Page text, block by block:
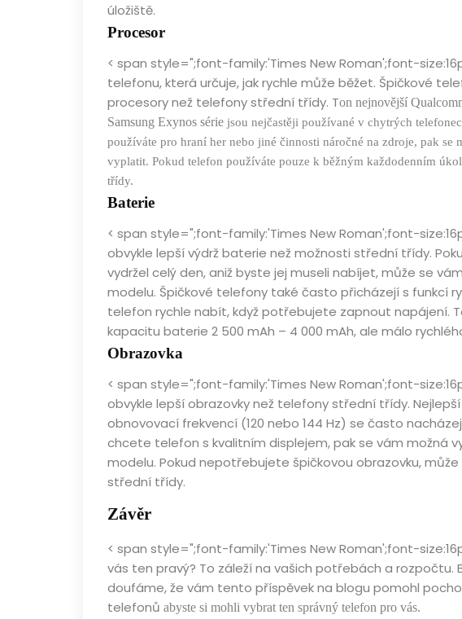
úložiště.
Procesor
< span style=";font-family:'Times New Roman';font-
telefonu, která určuje, jak rychle může běžet. Špičkové
procesory než telefony střední třídy. Ton nejnovější
Samsung Exynos série jsou nejčastěji používané v chytrých
používáte pro hraní her nebo jiné činnosti náročné na zdroje, pak se
vyplatit. Pokud telefon používáte pouze k běžným každodenním
třídy.
Baterie
< span style=";font-family:'Times New Roman';font-
obvykle lepší výdrž baterie než možnosti střední třídy.
vydržel celý den, aniž byste jej museli nabíjet, může se
modelu. Špičkové telefony také často přicházejí s funkcí
telefon rychle nabít, když potřebujete zapnout napájení.
kapacitu baterie 2 500 mAh – 4 000 mAh, ale málo
Obrazovka
< span style=";font-family:'Times New Roman';font-
obvykle lepší obrazovky než telefony střední třídy.
obnovovací frekvencí (120 nebo 144 Hz) se často
chcete telefon s kvalitním displejem, pak se vám možná
modelu. Pokud nepotřebujete špičkovou obrazovku,
střední třídy.
Závěr
< span style=";font-family:'Times New Roman';font-
vás ten pravý? To záleží na vašich potřebách a rozpočtu.
doufáme, že vám tento příspěvek na blogu pomohl
telefonů abyste si mohli vybrat ten správný telefon pro vás.